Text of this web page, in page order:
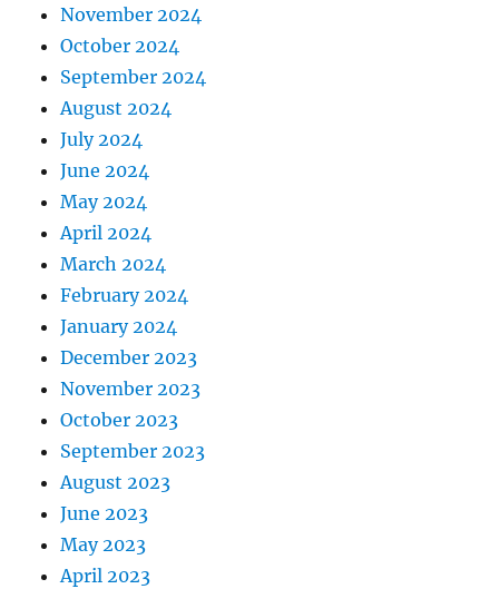
November 2024
October 2024
September 2024
August 2024
July 2024
June 2024
May 2024
April 2024
March 2024
February 2024
January 2024
December 2023
November 2023
October 2023
September 2023
August 2023
June 2023
May 2023
April 2023